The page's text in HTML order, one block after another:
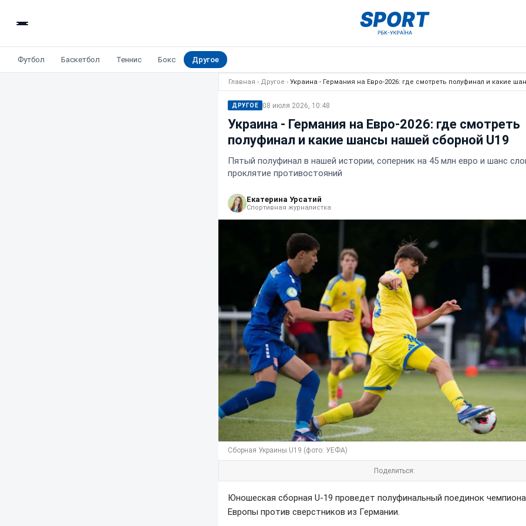
Футбол Баскетбол Теннис Бокс Другое
Главная › Другое › Украина - Германия на Евро-2026: где смотреть полуфинал и какие
ДРУГОЕ 08 июля 2026, 10:48
Украина - Германия на Евро-2026: где смотреть
полуфинал и какие шансы нашей сборной U19
Пятый полуфинал в нашей истории, соперник на 45 млн евро и шанс
проклятие противостояний
Екатерина Урсатий
Спортивная журналистка
Сборная Украины U19 (фото: УЕФА)
Поделиться:
Юношеская сборная U-19 проведет полуфинальный поединок
Европы против сверстников из Германии.